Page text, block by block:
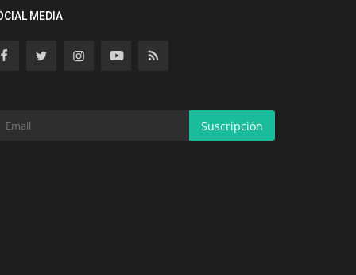
MEDIA
Suscripción